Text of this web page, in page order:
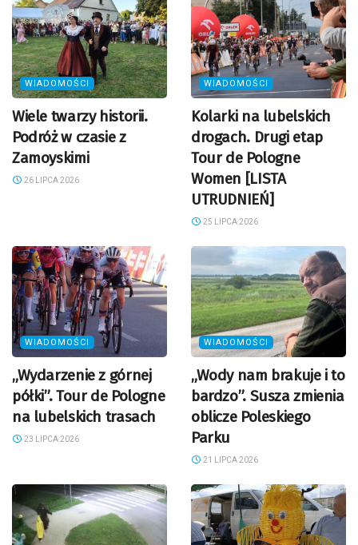
WIADOMOŚCI
Wiele twarzy historii.
Podróż w czasie z
Zamoyskimi
26 LIPCA 2026
WIADOMOŚCI
Kolarki na lubelskich
drogach. Drugi etap
Tour de Pologne
Women [LISTA
UTRUDNIEŃ]
25 LIPCA 2026
WIADOMOŚCI
„Wydarzenie z górnej
półki”. Tour de Pologne
na lubelskich trasach
23 LIPCA 2026
WIADOMOŚCI
„Wody nam brakuje i to
bardzo”. Susza zmienia
oblicze Poleskiego
Parku
21 LIPCA 2026